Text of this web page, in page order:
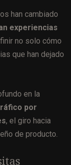
han cambiado
experiencias
no solo cómo
que han dejado
en la
por
, el giro hacia
de producto.